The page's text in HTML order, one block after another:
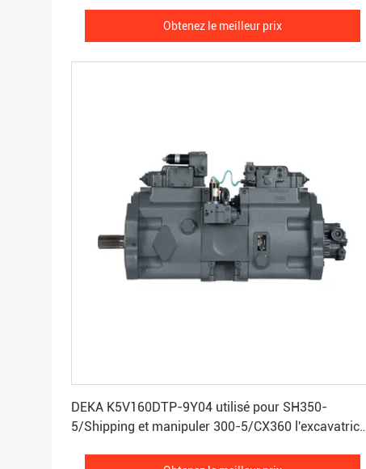
Obtenez le meilleur prix
DEKA K5V160DTP-9Y04 utilisé pour SH350-
5/Shipping et manipuler 300-5/CX360 l'excavatrice